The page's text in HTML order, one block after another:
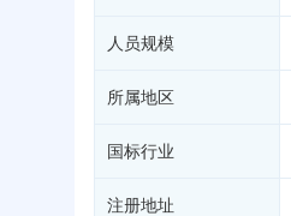
人员规模
所属地区
国标行业
注册地址